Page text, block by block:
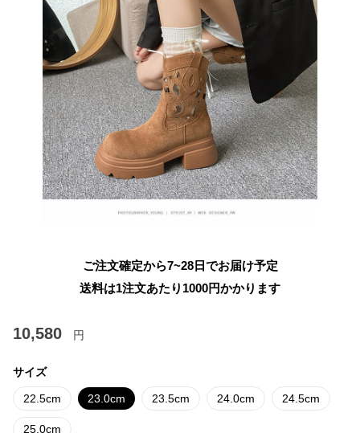
ご注文確定から7~28日でお届け予定
送料は1注文あたり 1000円かかります
10,580 円
サイズ
22.5cm 23.0cm 23.5cm 24.0cm 24.5cm
25.0cm